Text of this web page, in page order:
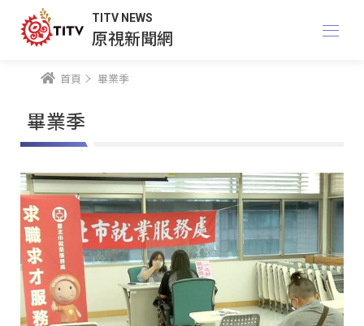
TITV NEWS
原視新聞網
首頁 畢業季
畢業季